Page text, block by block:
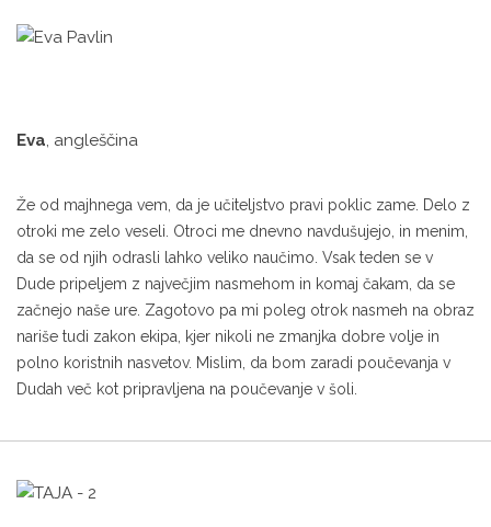
Eva, angleščina
Že od majhnega vem, da je učiteljstvo pravi poklic zame. Delo z
otroki me zelo veseli. Otroci me dnevno navdušujejo, in menim,
da se od njih odrasli lahko veliko naučimo. Vsak teden se v
Dude pripeljem z največjim nasmehom in komaj čakam, da se
začnejo naše ure. Zagotovo pa mi poleg otrok nasmeh na obraz
nariše tudi zakon ekipa, kjer nikoli ne zmanjka dobre volje in
polno koristnih nasvetov. Mislim, da bom zaradi poučevanja v
Dudah več kot pripravljena na poučevanje v šoli.